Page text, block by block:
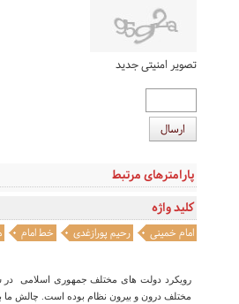
رویکرد دولت های مختلف جمهوری اسلامی در
مختلف درون و بیرون نظام بوده است. چالش ما
کلید واژه
امام خمینی رحیم پورازغدی خط امام
پارامترهای مرتبط
تصویر امنیتی جدید
ارسال